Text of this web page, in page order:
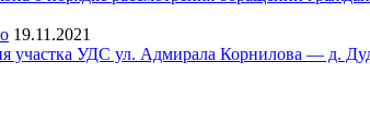
19.11.2021
участка УДС ул. Адмирала Корнилова — д.